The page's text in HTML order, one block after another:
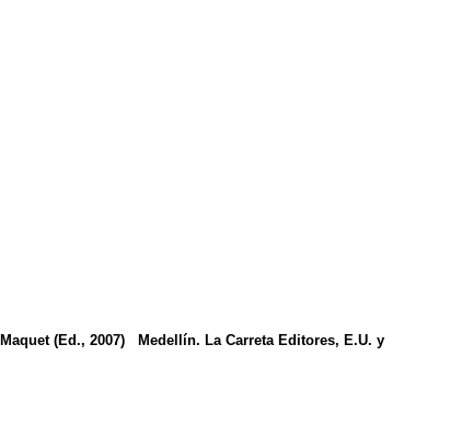
(Ed., 2007)
Medellín. La Carreta Editores, E.U. y